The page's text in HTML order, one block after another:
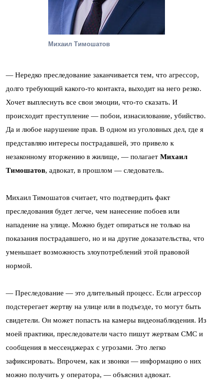
Михаил Тимошатов
— Нередко преследование заканчивается тем, что агрессор,
долго требующий какого-то контакта, выходит на него резко.
Хочет выплеснуть все свои эмоции, что-то сказать. И
происходит преступление — побои, изнасилование, убийство.
Да и любое нарушение прав. В одном из уголовных дел, где я
представляю интересы пострадавшей, это привело к
незаконному вторжению в жилище, — полагает Михаил
Тимошатов, адвокат, в прошлом — следователь.
Михаил Тимошатов считает, что подтвердить факт
преследования будет легче, чем нанесение побоев или
нападение на улице. Можно будет опираться не только на
показания пострадавшего, но и на другие доказательства, что
уменьшает возможность злоупотреблений этой правовой
нормой.
— Преследование — это длительный процесс. Если агрессор
подстерегает жертву на улице или в подъезде, то могут быть
свидетели. Он может попасть на камеры видеонаблюдения. Из
моей практики, преследователи часто пишут жертвам СМС и
сообщения в мессенджерах с угрозами. Это легко
зафиксировать. Впрочем, как и звонки — информацию о них
можно получить у оператора, — объяснил адвокат.